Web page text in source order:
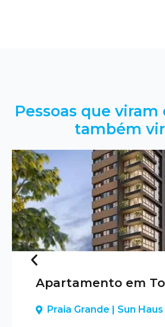
Pessoas que
também
Previous
Apartamento em
Praia Grande | Sun Haus